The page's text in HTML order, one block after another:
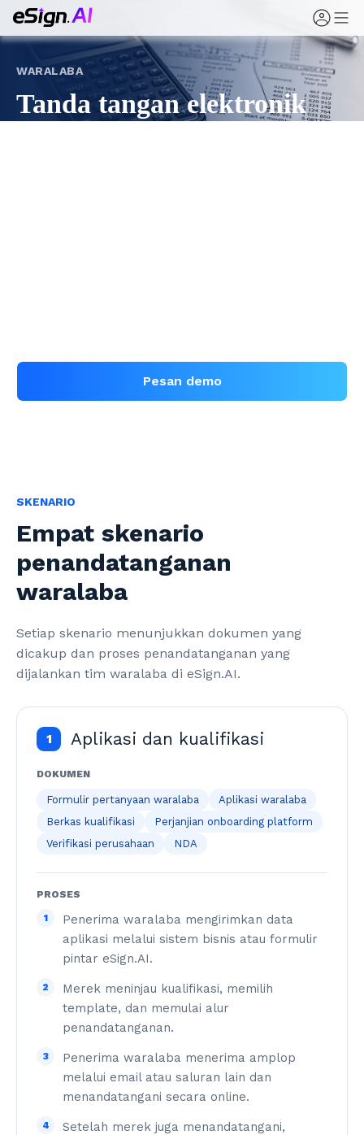
WARALABA
Tanda tangan elektronik
Pesan demo
SKENARIO
Empat skenario
penandatanganan
waralaba
Setiap skenario menunjukkan dokumen yang
dicakup dan proses penandatanganan yang
dijalankan tim waralaba di eSign.AI.
1 Aplikasi dan kualifikasi
DOKUMEN
Formulir pertanyaan waralaba
Aplikasi waralaba
Berkas kualifikasi
Perjanjian onboarding platform
Verifikasi perusahaan
NDA
PROSES
1
Penerima waralaba mengirimkan data
aplikasi melalui sistem bisnis atau formulir
pintar eSign.AI.
2
Merek meninjau kualifikasi, memilih
template, dan memulai alur
penandatanganan.
3
Penerima waralaba menerima amplop
melalui email atau saluran lain dan
menandatangani secara online.
4
Setelah merek juga menandatangani,